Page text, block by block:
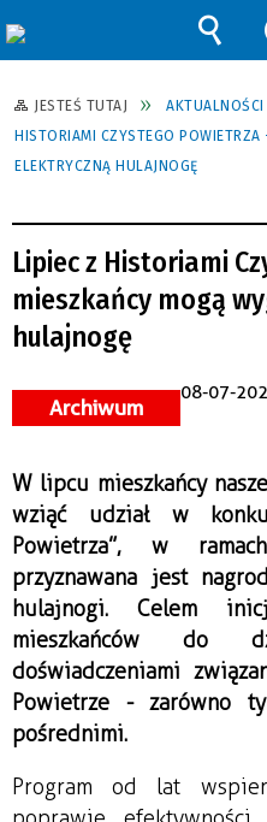
JESTEŚ TUTAJ AKTUALNOŚCI
HISTORIAMI CZYSTEGO
ELEKTRYCZNĄ HULAJNOGĘ
Lipiec z Historiami
mieszkańcy mogą
hulajnogę
Archiwum
08-07-
W lipcu mieszkańcy
wziąć udział w
Powietrza”, w
przyznawana jest
hulajnogi. Celem
mieszkańców do
doświadczeniami
Powietrze - zarówno
pośrednimi.
Program od lat